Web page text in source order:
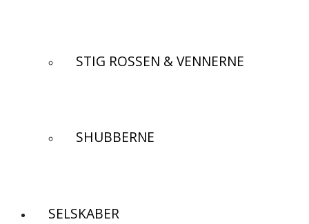
STIG ROSSEN & VENNERNE
SHUBBERNE
SELSKABER